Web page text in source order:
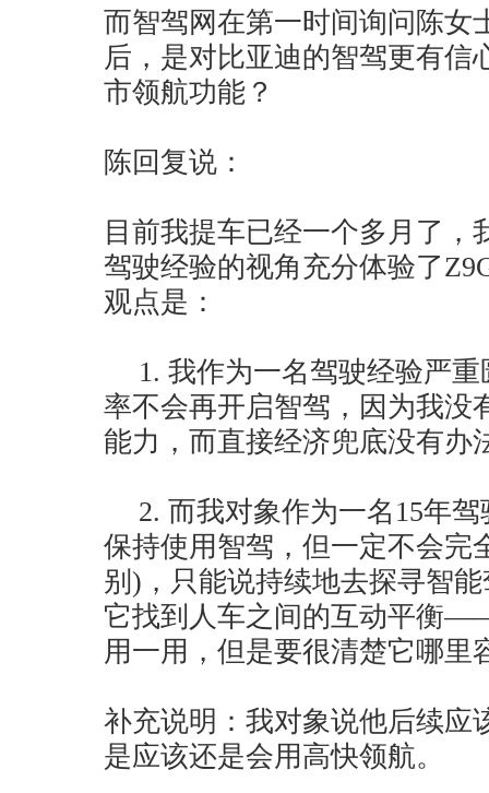
而智驾网在第一时间询问陈女
后，是对比亚迪的智驾更有信
市领航功能？
陈回复说：
目前我提车已经一个多月了，
驾驶经验的视角充分体验了
观点是：
1. 我作为一名驾驶经验严
率不会再开启智驾，因为我没
能力，而直接经济兜底没有办
2. 而我对象作为一名15年
保持使用智驾，但一定不会完
别)，只能说持续地去探寻智
它找到人车之间的互动平衡
用一用，但是要很清楚它哪里
补充说明：我对象说他后续应
是应该还是会用高快领航。